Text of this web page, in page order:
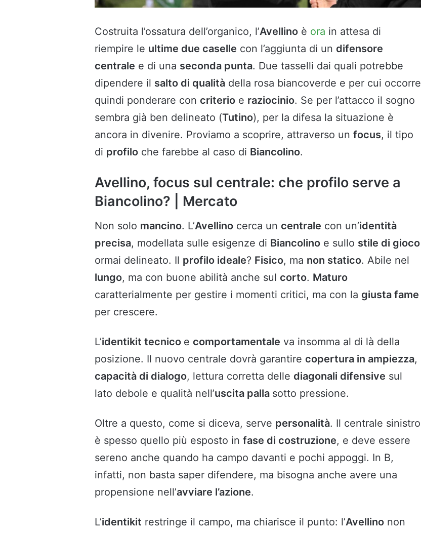
Costruita l’ossatura dell’organico, l’Avellino è ora in attesa di
riempire le ultime due caselle con l’aggiunta di un difensore
centrale e di una seconda punta. Due tasselli dai quali potrebbe
dipendere il salto di qualità della rosa biancoverde e per cui occorre
quindi ponderare con criterio e raziocinio. Se per l’attacco il sogno
sembra già ben delineato (Tutino), per la difesa la situazione è
ancora in divenire. Proviamo a scoprire, attraverso un focus, il tipo
di profilo che farebbe al caso di Biancolino.
Avellino, focus sul centrale: che profilo serve a
Biancolino? | Mercato
Non solo mancino. L’Avellino cerca un centrale con un’identità
precisa, modellata sulle esigenze di Biancolino e sullo stile di gioco
ormai delineato. Il profilo ideale? Fisico, ma non statico. Abile nel
lungo, ma con buone abilità anche sul corto. Maturo
caratterialmente per gestire i momenti critici, ma con la giusta fame
per crescere.
L’identikit tecnico e comportamentale va insomma al di là della
posizione. Il nuovo centrale dovrà garantire copertura in ampiezza,
capacità di dialogo, lettura corretta delle diagonali difensive sul
lato debole e qualità nell’uscita palla sotto pressione.
Oltre a questo, come si diceva, serve personalità. Il centrale sinistro
è spesso quello più esposto in fase di costruzione, e deve essere
sereno anche quando ha campo davanti e pochi appoggi. In B,
infatti, non basta saper difendere, ma bisogna anche avere una
propensione nell’avviare l’azione.
L’identikit restringe il campo, ma chiarisce il punto: l’Avellino non